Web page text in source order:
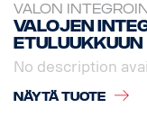
VALON
Valojen
etuluukkuun
No description
NÄYTÄ TUOTE